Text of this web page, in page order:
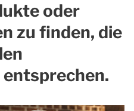
oder
zu finden, die